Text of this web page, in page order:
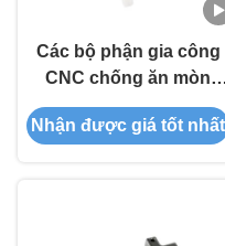
Các bộ phận gia công
CNC chống ăn mòn
chính xác cao cho các
ứng dụng công nghiệp
Nhận được giá tốt nhất